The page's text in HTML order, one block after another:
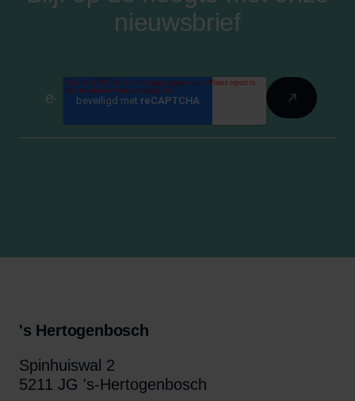
nieuwsbrief
's Hertogenbosch
Spinhuiswal 2
5211 JG 's-Hertogenbosch